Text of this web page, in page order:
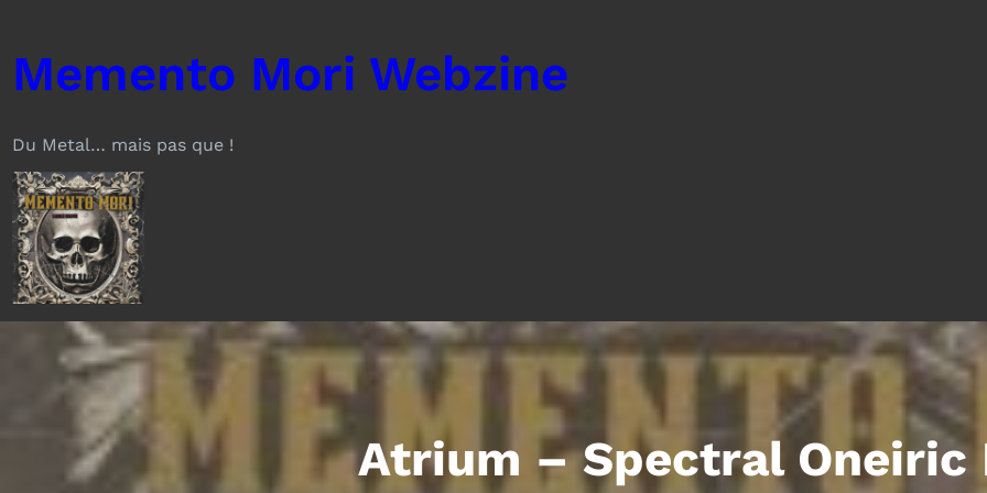
contenu
Memento Mori Webzine
Du Metal… mais pas que !
Atrium – Spectral Oneiric